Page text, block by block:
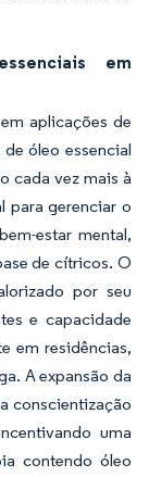
em
aplicações de
óleo essencial
cada vez mais à
para gerenciar o
estar mental,
de cítricos. O
por seu
e capacidade
em residências,
A expansão da
conscientização
uma
contendo óleo